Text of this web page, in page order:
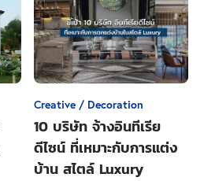
การใช้จ่าย
ระเมินตัวเองก่อนกู้สินเชื่อให้
องจำนวนเงินที่ต้องผ่อนต่อเดือน
เงินเดือนอยู่ที่ 30,000 บาท คุณ
15,000 บาท หรือคอนโดราคา
เงินการผ่อนชำระขึ้นอยู่กับ
Creative / Decoration
10 บริษัท จ้างอินทีเรีย
ดีไซน์ ที่เหมาะกับการแต่ง
บ้าน สไตล์ Luxury